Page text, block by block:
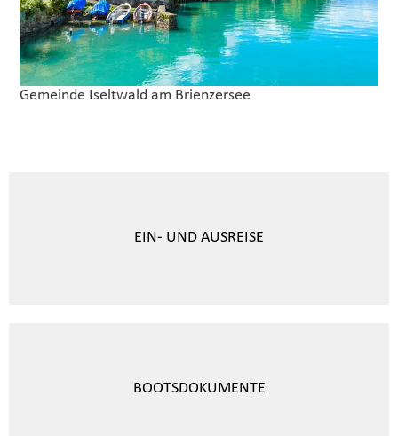
Gemeinde Iseltwald am Brienzersee
EIN- UND AUSREISE
BOOTSDOKUMENTE